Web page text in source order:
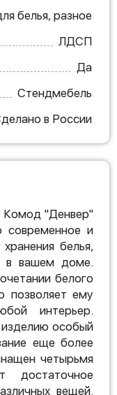
белья, разное
ЛДСП
Да
Стендмебель
в России
Комод "Денвер"
и
белья,
в вашем доме.
белого
позволяет ему
интерьер.
особый
еще более
четырьмя
достаточное
вещей.